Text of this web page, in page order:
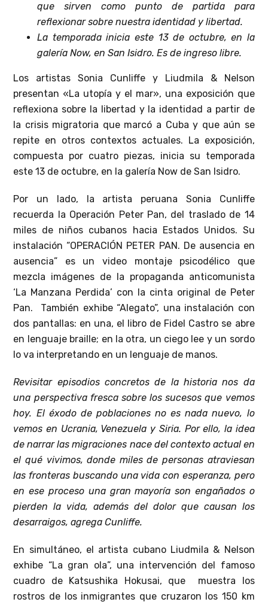
que sirven como punto de partida para
reflexionar sobre nuestra identidad y libertad.
La temporada inicia este 13 de octubre, en la
galería Now, en San Isidro. Es de ingreso libre.
Los artistas Sonia Cunliffe y Liudmila & Nelson
presentan «La utopía y el mar», una exposición que
reflexiona sobre la libertad y la identidad a partir de
la crisis migratoria que marcó a Cuba y que aún se
repite en otros contextos actuales. La exposición,
compuesta por cuatro piezas, inicia su temporada
este 13 de octubre, en la galería Now de San Isidro.
Por un lado, la artista peruana Sonia Cunliffe
recuerda la Operación Peter Pan, del traslado de 14
miles de niños cubanos hacia Estados Unidos. Su
instalación “OPERACIÓN PETER PAN. De ausencia en
ausencia” es un video montaje psicodélico que
mezcla imágenes de la propaganda anticomunista
‘La Manzana Perdida’ con la cinta original de Peter
Pan. También exhibe “Alegato”, una instalación con
dos pantallas: en una, el libro de Fidel Castro se abre
en lenguaje braille; en la otra, un ciego lee y un sordo
lo va interpretando en un lenguaje de manos.
Revisitar episodios concretos de la historia nos da
una perspectiva fresca sobre los sucesos que vemos
hoy. El éxodo de poblaciones no es nada nuevo, lo
vemos en Ucrania, Venezuela y Siria. Por ello, la idea
de narrar las migraciones nace del contexto actual en
el qué vivimos, donde miles de personas atraviesan
las fronteras buscando una vida con esperanza, pero
en ese proceso una gran mayoría son engañados o
pierden la vida, además del dolor que causan los
desarraigos, agrega Cunliffe.
En simultáneo, el artista cubano Liudmila & Nelson
exhibe “La gran ola”, una intervención del famoso
cuadro de Katsushika Hokusai, que muestra los
rostros de los inmigrantes que cruzaron los 150 km